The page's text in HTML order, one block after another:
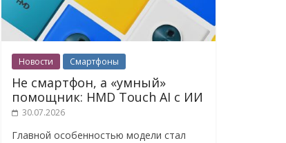
Новости Смартфоны
Не смартфон, а «умный»
помощник: HMD Touch AI с ИИ
30.07.2026
Главной особенностью модели стал